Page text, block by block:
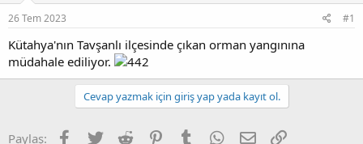
u
b
a
ş
l
g
ı
ç
t
a
26 Tem 2023 #1
Kütahya'nın Tavşanlı ilçesinde çıkan orman yangınına
müdahale ediliyor.
Cevap yazmak için giriş yap yada kayıt ol.
Paylaş: Facebook
Twitter Reddit PinterestTumblr WhatsApp
E-posta